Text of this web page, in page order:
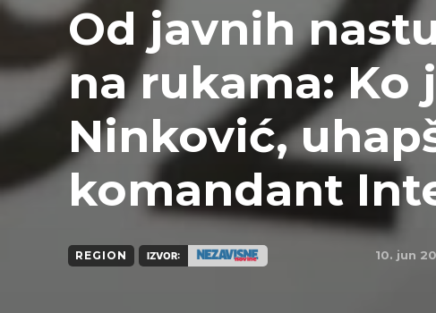
Od javnih
na rukama: Ko
Ninković,
komandant
REGION IZVOR: 10. jun